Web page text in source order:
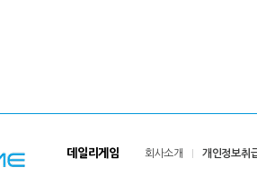
데일리게임 회사소개 개인정보취